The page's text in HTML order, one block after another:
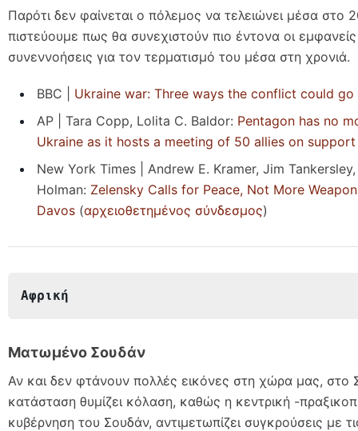
Παρότι δεν φαίνεται ο πόλεμος να τελειώνει μέσα στο
πιστεύουμε πως θα συνεχιστούν πιο έντονα οι
συνεννοήσεις για τον τερματισμό του μέσα στη χρονιά.
BBC | Ukraine war: Three ways the conflict could
AP | Tara Copp, Lolita C. Baldor: Pentagon has no
Ukraine as it hosts a meeting of 50 allies on
New York Times | Andrew E. Kramer, Jim
Holman: Zelensky Calls for Peace, Not More
Davos (αρχειοθετημένος σύνδεσμος)
Αφρική
Ματωμένο Σουδάν
Αν και δεν φτάνουν πολλές εικόνες στη χώρα μας, στο
κατάσταση θυμίζει κόλαση, καθώς η κεντρική -
κυβέρνηση του Σουδάν, αντιμετωπίζει συγκρούσεις με